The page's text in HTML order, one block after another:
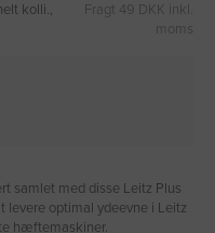
kolli.,
Fragt 49 DKK inkl.
moms
samlet med disse Leitz Plus
levere optimal ydeevne i Leitz
hæftemaskiner.